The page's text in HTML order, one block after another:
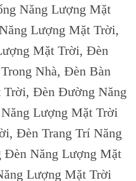
Năng Lượng Mặt
Lượng Mặt Trời,
Mặt Trời, Đèn
Nhà, Đèn Bàn
Trời, Đèn Đường Năng
Lượng Mặt Trời
Đèn Trang Trí Năng
Năng Lượng Mặt
Lượng Mặt Trời